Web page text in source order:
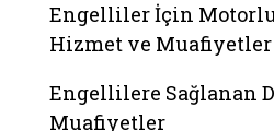
Engelliler İçin Motorlu
Hizmet ve Muafiyetler
Engellilere Sağlanan
Muafiyetler